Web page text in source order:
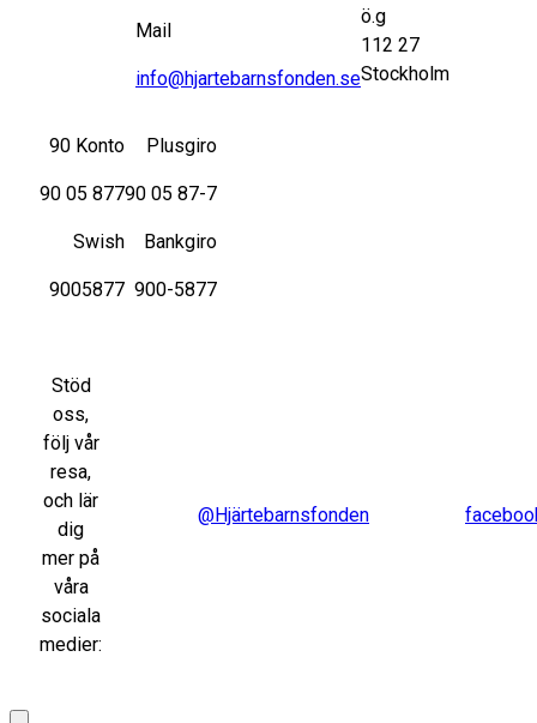
Mail
info@hjartebarnsfonden.se
ö.g
112 27
Stockholm
90 Konto
90 05 877
Swish
9005877
Plusgiro
90 05 87-7
Bankgiro
900-5877
Stöd
oss,
följ vår
resa,
och lär
dig
mer på
våra
sociala
medier:
@Hjärtebarnsfonden